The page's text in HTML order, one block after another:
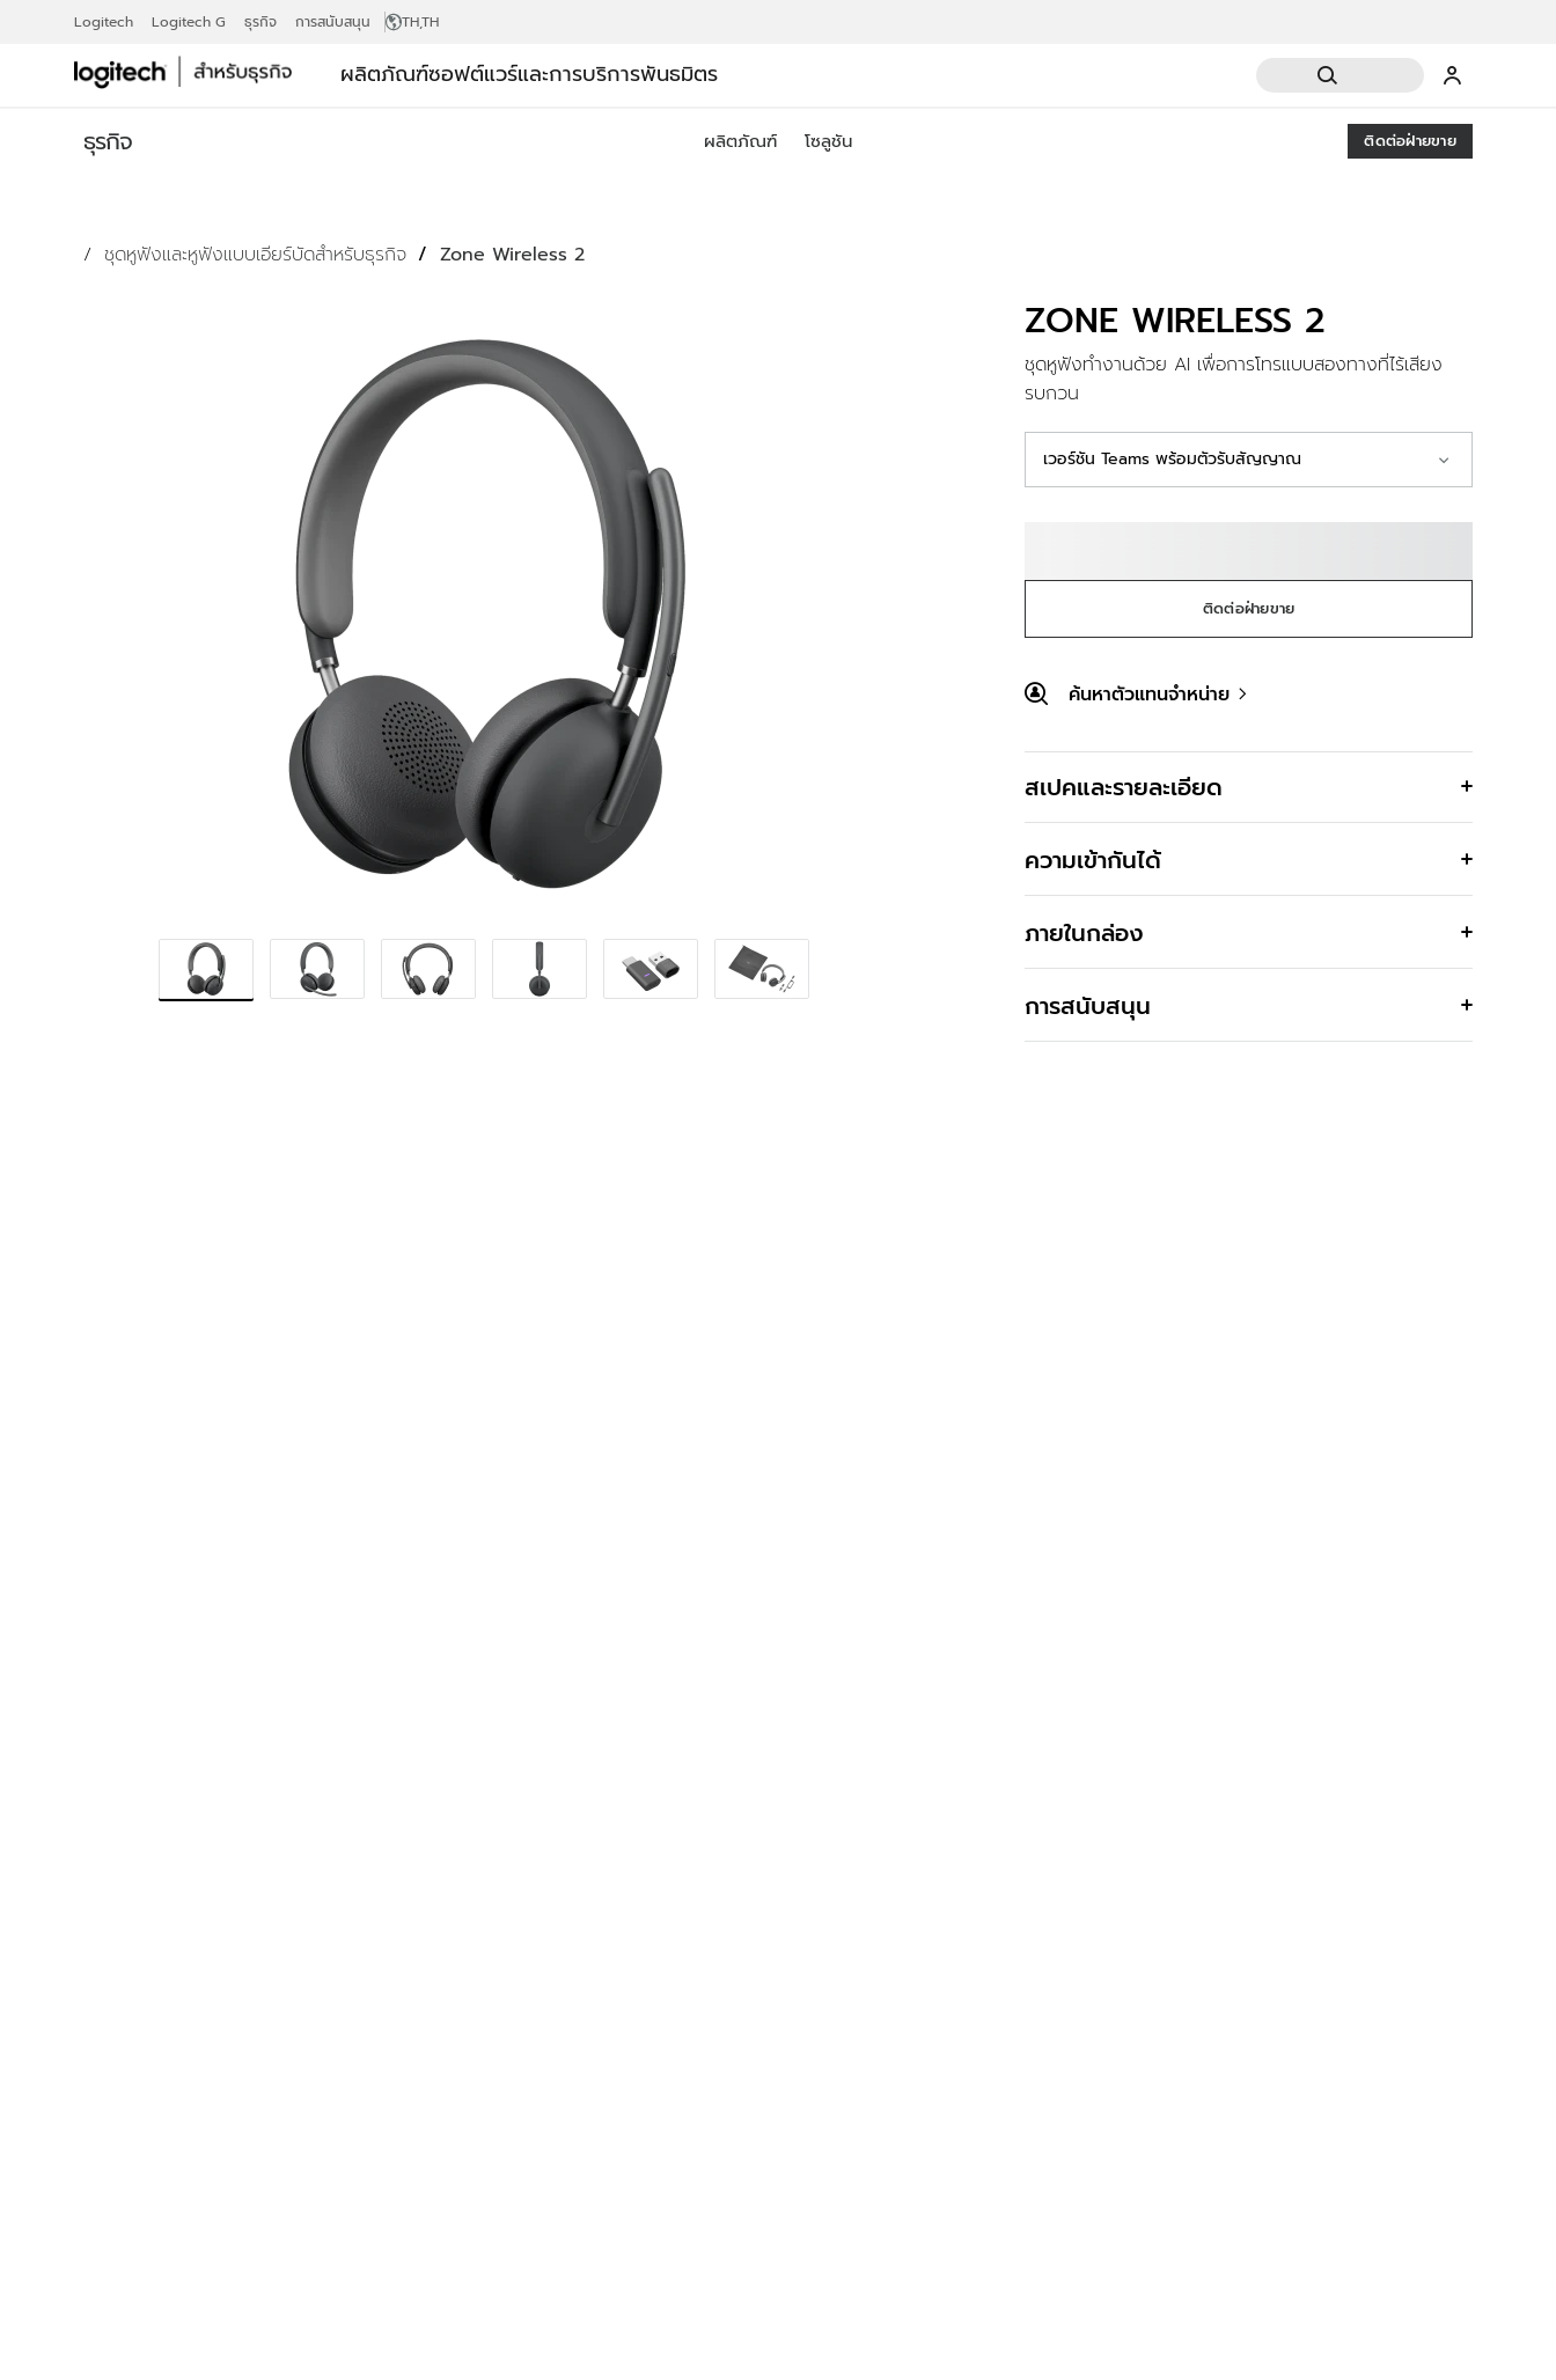
ชุด
ฟัง
สำหรับ
WIRELESS
Logitech Logitech G ธุรกิจ การสนับสนุน TH,TH
ผลิตภัณฑ์ซอฟต์แวร์และการบริการพันธมิตร
ธุรกิจ ผลิตภัณฑ์ โซลูชัน ติดต่อฝ่ายขาย
ชุดหูฟังและหูฟังแบบเอียร์บัดสำหรับธุรกิจ Zone Wireless 2
ZONE WIRELESS 2
ชุดหูฟังทำงานด้วย AI เพื่อการโทรแบบสองทางที่ไร้เสียง
รบกวน
เวอร์ชัน Teams พร้อมตัวรับสัญญาณ
ติดต่อฝ่ายขาย
ค้นหาตัวแทนจำหน่าย
สเปคและรายละเอียด
ความเข้ากันได้
ภายในกล่อง
การสนับสนุน